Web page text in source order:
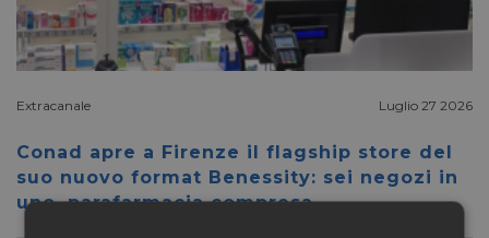
Extracanale Luglio 27 2026
Conad apre a Firenze il flagship store del
suo nuovo format Benessity: sei negozi in
uno, parafarmacia compresa